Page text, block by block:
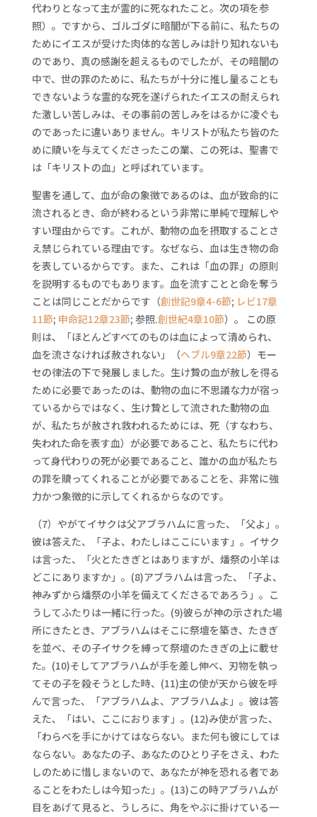
代わりとなって主が霊的に死なれたこと。次の項を参
照）。ですから、ゴルゴダに暗闇が下る前に、私たちの
ためにイエスが受けた肉体的な苦しみは計り知れないも
のであり、真の感謝を超えるものでしたが、その暗闇の
中で、世の罪のために、私たちが十分に推し量ることも
できないような霊的な死を遂げられたイエスの耐えられ
た激しい苦しみは、その事前の苦しみをはるかに凌ぐも
のであったに違いありません。キリストが私たち皆のた
めに贖いを与えてくださったこの業、この死は、聖書で
は「キリストの血」と呼ばれています。
聖書を通して、血が命の象徴であるのは、血が致命的に
流されるとき、命が終わるという非常に単純で理解しや
すい理由からです。これが、動物の血を摂取することさ
え禁じられている理由です。なぜなら、血は生き物の命
を表しているからです。また、これは「血の罪」の原則
を説明するものでもあります。血を流すことと命を奪う
ことは同じことだからです（創世記9章4-6節; レビ17章
11節; 申命記12章23節; 参照.創世紀4章10節）。 この原
則は、「ほとんどすべてのものは血によって清められ、
血を流さなければ赦されない」（ヘブル9章22節）モー
セの律法の下で発展しました。生け贄の血が赦しを得る
ために必要であったのは、動物の血に不思議な力が宿っ
ているからではなく、生け贄として流された動物の血
が、私たちが赦され救われるためには、死（すなわち、
失われた命を表す血）が必要であること、私たちに代わ
って身代わりの死が必要であること、誰かの血が私たち
の罪を贖ってくれることが必要であることを、非常に強
力かつ象徴的に示してくれるからなのです。
（7）やがてイサクは父アブラハムに言った、「父よ」。
彼は答えた、「子よ、わたしはここにいます」。イサク
は言った、「火とたきぎとはありますが、燔祭の小羊は
どこにありますか」。(8)アブラハムは言った、「子よ、
神みずから燔祭の小羊を備えてくださるであろう」。こ
うしてふたりは一緒に行った。(9)彼らが神の示された場
所にきたとき、アブラハムはそこに祭壇を築き、たきぎ
を並べ、その子イサクを縛って祭壇のたきぎの上に載せ
た。(10)そしてアブラハムが手を差し伸べ、刃物を執っ
てその子を殺そうとした時、(11)主の使が天から彼を呼
んで言った、「アブラハムよ、アブラハムよ」。彼は答
えた、「はい、ここにおります」。(12)み使が言った、
「わらべを手にかけてはならない。また何も彼にしては
ならない。あなたの子、あなたのひとり子をさえ、わた
しのために惜しまないので、あなたが神を恐れる者であ
ることをわたしは今知った」。(13)この時アブラハムが
目をあげて見ると、うしろに、角をやぶに掛けている一